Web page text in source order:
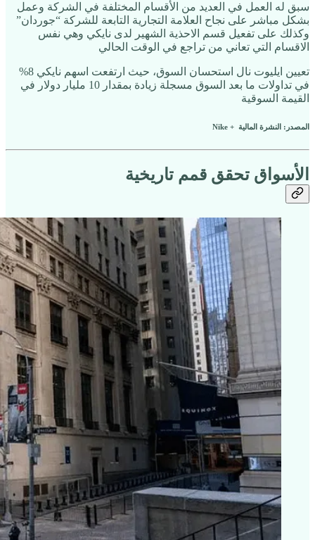
سبق له العمل في العديد من الأقسام المختلفة في الشركة وعمل
بشكل مباشر على نجاح العلامة التجارية التابعة للشركة “جوردان”
وكذلك على تفعيل قسم الاحذية الشهير لدى نايكي وهي نفس
الاقسام التي تعاني من تراجع في الوقت الحالي
تعيين ايليوت نال استحسان السوق، حيث ارتفعت اسهم نايكي 8%
في تداولات ما بعد السوق مسجلة زيادة بمقدار 10 مليار دولار في
القيمة السوقية
المصدر: النشرة المالية + Nike
الأسواق تحقق قمم تاريخية